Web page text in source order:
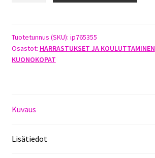
SHORT
määrä
Tuotetunnus (SKU): ip765355
Osastot: HARRASTUKSET JA KOULUTTAMINEN
KUONOKOPAT
Kuvaus
Lisätiedot